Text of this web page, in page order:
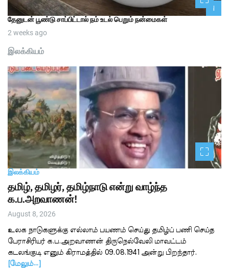
n
a
t
i
o
n
1
தேனுடன் பூண்டு சாப்பிட்டால் நம் உடல் பெறும் நன்மைகள்
2 weeks ago
இலக்கியம்
இலக்கியம்
தமிழ், தமிழர், தமிழ்நாடு என்று வாழ்ந்த
க.ப.அறவாணன்!
August 8, 2026
உலக நாடுகளுக்கு எல்லாம் பயணம் செய்து தமிழ்ப் பணி செய்த
பேராசிரியர் க.ப.அறவாணன் திருநெல்வேலி மாவட்டம்
கடலங்குடி எனும் கிராமத்தில் 09.08.1941 அன்று பிறந்தார்.
[மேலும்…]